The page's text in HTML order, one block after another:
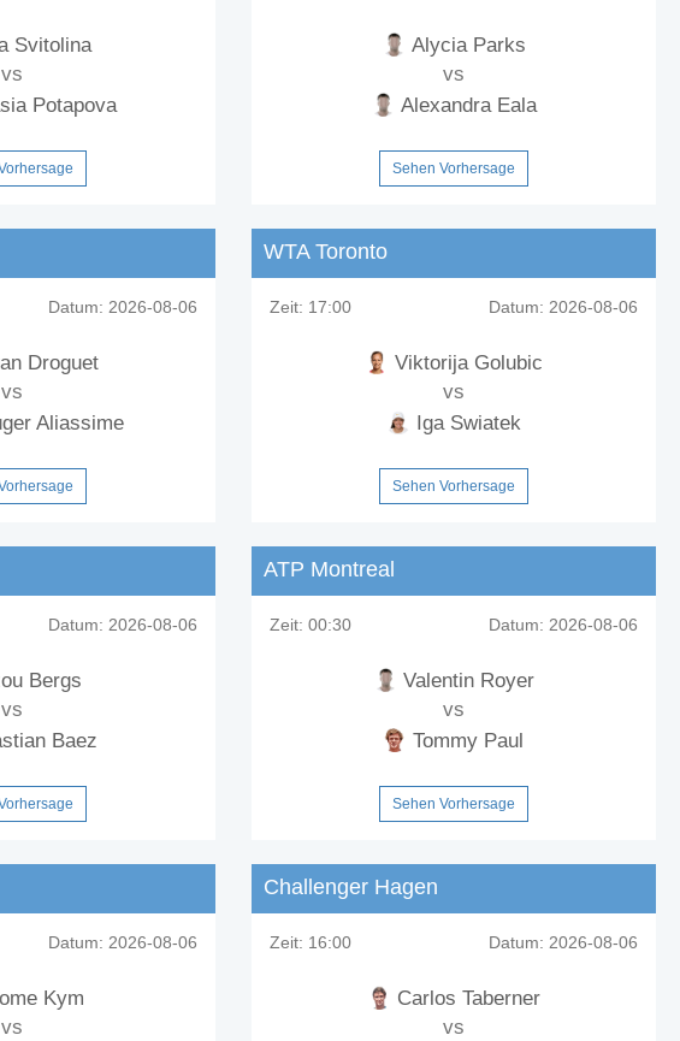
Svitolina
vs
Potapova
Alycia Parks
vs
Alexandra Eala
Sehen Vorhersage
Datum: 2026-08-06
Droguet
vs
Aliassime
WTA Toronto
Zeit: 17:00 Datum: 2026-08-06
Viktorija Golubic
vs
Iga Swiatek
Sehen Vorhersage
Datum: 2026-08-06
Bergs
vs
Baez
ATP Montreal
Zeit: 00:30 Datum: 2026-08-06
Valentin Royer
vs
Tommy Paul
Sehen Vorhersage
Datum: 2026-08-06
Kym
vs
Challenger Hagen
Zeit: 16:00 Datum: 2026-08-06
Carlos Taberner
vs